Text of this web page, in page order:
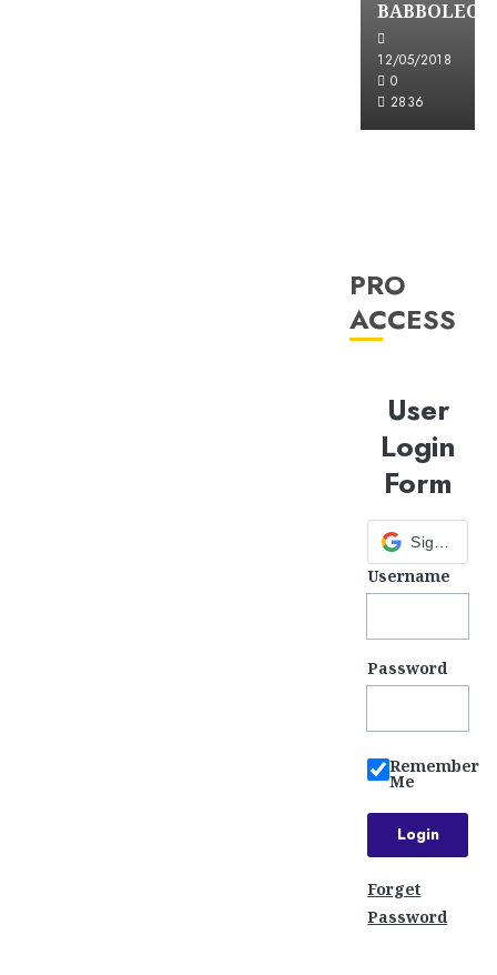
BABBOLEO
12/05/2018
0
2836
PRO
ACCESS
User
Login
Form
Username
Password
Remember
Me
Forget
Password